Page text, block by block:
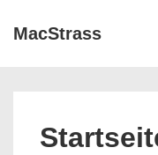
ZumMacStrass